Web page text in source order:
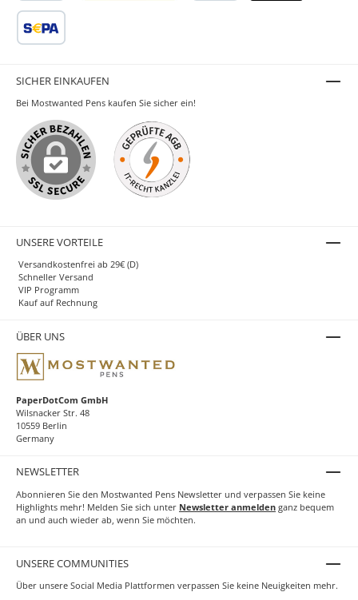
SICHER EINKAUFEN
Bei Mostwanted Pens kaufen Sie sicher ein!
UNSERE VORTEILE
Versandkostenfrei ab 29€ (D)
Schneller Versand
VIP Programm
Kauf auf Rechnung
ÜBER UNS
PaperDotCom GmbH
Wilsnacker Str. 48
10559 Berlin
Germany
NEWSLETTER
Abonnieren Sie den Mostwanted Pens Newsletter und verpassen Sie keine
Highlights mehr! Melden Sie sich unter Newsletter anmelden ganz bequem
an und auch wieder ab, wenn Sie möchten.
UNSERE COMMUNITIES
Über unsere Social Media Plattformen verpassen Sie keine Neuigkeiten mehr.